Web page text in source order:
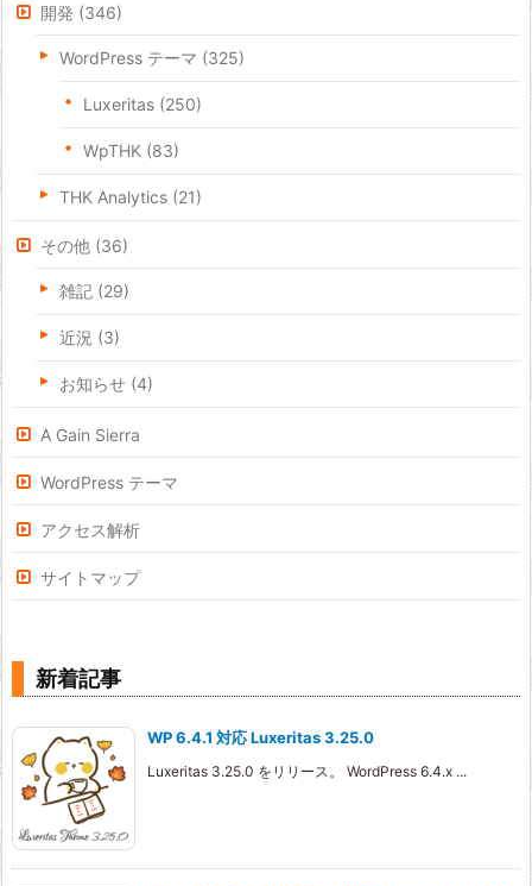
開発 (346)
WordPress テーマ (325)
Luxeritas (250)
WpTHK (83)
THK Analytics (21)
その他 (36)
雑記 (29)
近況 (3)
お知らせ (4)
A Gain Sierra
WordPress テーマ
アクセス解析
サイトマップ
新着記事
WP 6.4.1 対応 Luxeritas 3.25.0
Luxeritas 3.25.0 をリリース。 WordPress 6.4.x ...